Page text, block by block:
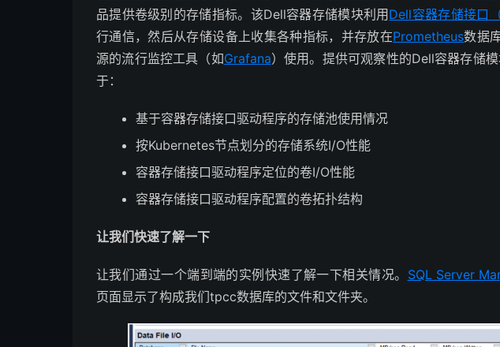
品提供卷级别的存储指标。该Dell容器存储模块利用 Dell容器存储接口
行通信，然后从存储设备上收集各种指标，并存放在Prometheus数据
源的流行监控工具（如Grafana）使用。提供可观察性的Dell容器存储
于：
基于容器存储接口驱动程序的存储池使用情况
按Kubernetes节点划分的存储系统I/O性能
容器存储接口驱动程序定位的卷I/O性能
容器存储接口驱动程序配置的卷拓扑结构
让我们快速了解一下
让我们通过一个端到端的实例快速了解一下相关情况。 SQL Server
页面显示了构成我们tpcc数据库的文件和文件夹。